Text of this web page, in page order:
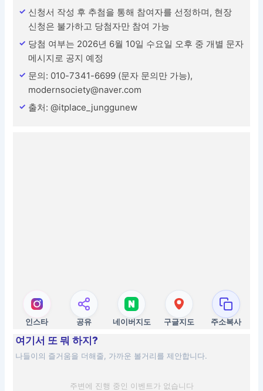
신청서 작성 후 추첨을 통해 참여자를 선정하며, 현장
신청은 불가하고 당첨자만 참여 가능
당첨 여부는 2026년 6월 10일 수요일 오후 중 개별 문자
메시지로 공지 예정
문의: 010-7341-6699 (문자 문의만 가능),
modernsociety@naver.com
출처: @itplace_junggunew
인스타 공유 네이버지도 구글지도 주소복사
여기서 또 뭐 하지?
나들이의 즐거움을 더해줄, 가까운 볼거리를 제안합니다.
주변에 진행 중인 이벤트가 없습니다